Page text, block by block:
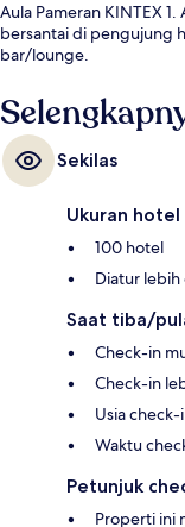
Aula Pameran KINTEX
bersantai di pengujung
bar/lounge.
Sekilas
Ukuran hotel
100 hotel
Diatur lebih
Saat tiba/
Check-in
Check-in
Usia check-
Waktu
Petunjuk
Properti ini